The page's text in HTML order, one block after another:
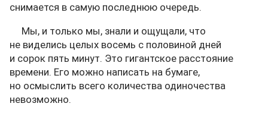
снимается в самую последнюю очередь.
Мы, и только мы, знали и ощущали, что
не виделись целых восемь с половиной дней
и сорок пять минут. Это гигантское расстояние
времени. Его можно написать на бумаге,
но осмыслить всего количества одиночества
невозможно.